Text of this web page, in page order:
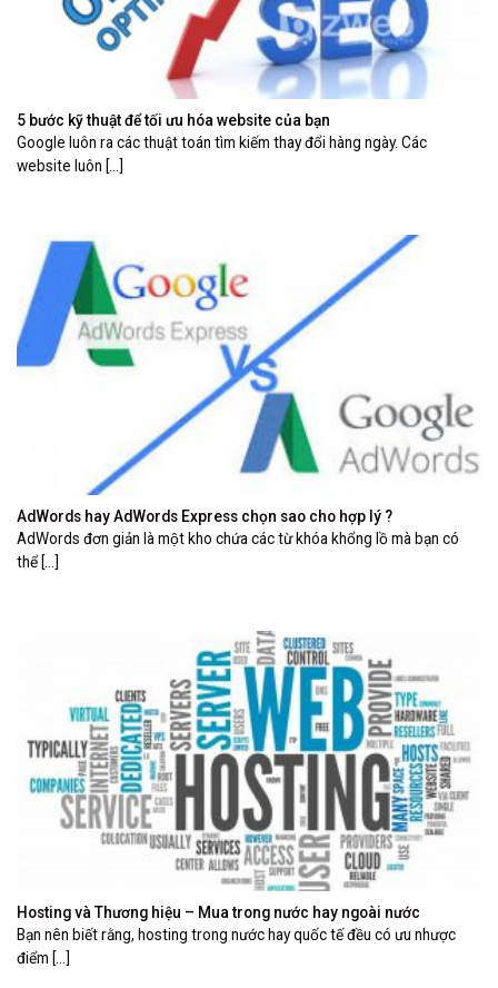
5 bước kỹ thuật để tối ưu hóa website của bạn
Google luôn ra các thuật toán tìm kiếm thay đổi hàng ngày. Các
website luôn [...]
AdWords hay AdWords Express chọn sao cho hợp lý ?
AdWords đơn giản là một kho chứa các từ khóa khổng lồ mà bạn có
thể [...]
Hosting và Thương hiệu – Mua trong nước hay ngoài nước
Bạn nên biết rằng, hosting trong nước hay quốc tế đều có ưu nhược
điểm [...]